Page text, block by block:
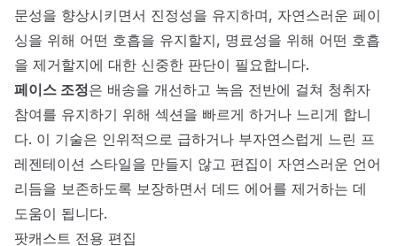
문성을 향상시키면서 진정성을 유지하며, 자연스러운 페이
싱을 위해 어떤 호흡을 유지할지, 명료성을 위해 어떤 호흡
을 제거할지에 대한 신중한 판단이 필요합니다.
페이스 조정은 배송을 개선하고 녹음 전반에 걸쳐 청취자
참여를 유지하기 위해 섹션을 빠르게 하거나 느리게 합니
다. 이 기술은 인위적으로 급하거나 부자연스럽게 느린 프
레젠테이션 스타일을 만들지 않고 편집이 자연스러운 언어
리듬을 보존하도록 보장하면서 데드 에어를 제거하는 데
도움이 됩니다.
팟캐스트 전용 편집